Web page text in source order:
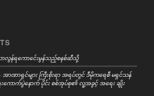
န်ရကောင်ေးမွန်သည့်စနစ်ဆီသို့
ာဏာရှင်များ ကြီးစိုးရာ အရပ်တွင် ဒီမိုကရေစီ မရှင်သန်
ောက်ပွဲနောက် ပိုင်း စစ်အုပ်စု၏ လူ့အခွင့် အရေး ချိုး